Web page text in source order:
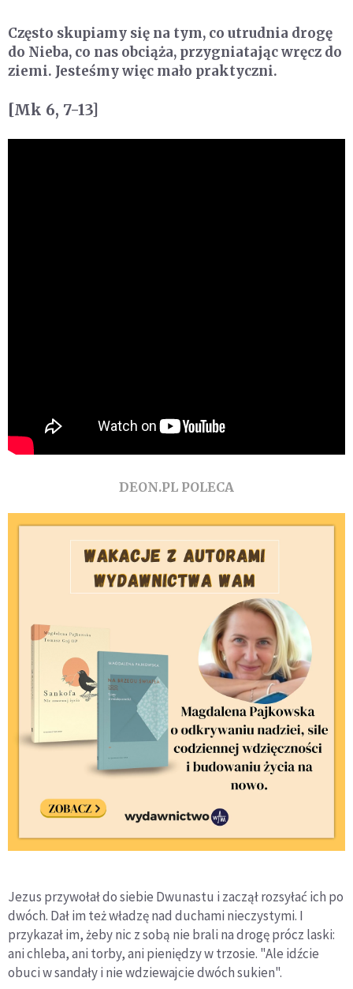
Często skupiamy się na tym, co utrudnia drogę
do Nieba, co nas obciąża, przygniatając wręcz do
ziemi. Jesteśmy więc mało praktyczni.
[Mk 6, 7-13]
DEON.PL POLECA
Jezus przywołał do siebie Dwunastu i zaczął rozsyłać ich po
dwóch. Dał im też władzę nad duchami nieczystymi. I
przykazał im, żeby nic z sobą nie brali na drogę prócz laski:
ani chleba, ani torby, ani pieniędzy w trzosie. "Ale idźcie
obuci w sandały i nie wdziewajcie dwóch sukien".